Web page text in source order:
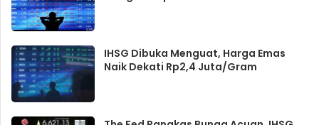
IHSG Dibuka Menguat, Harga Emas
Naik Dekati Rp2,4 Juta/Gram